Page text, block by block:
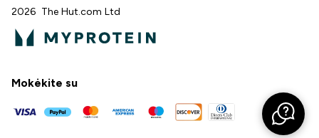
2026 The Hut.com Ltd
Mokėkite su